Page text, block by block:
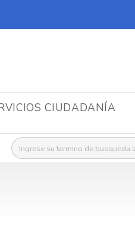
CIUDADANÍA
Buscar: